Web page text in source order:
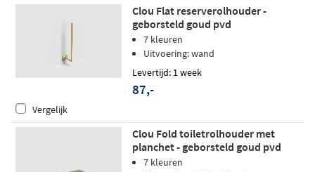
Clou Flat reserverolhouder -
geborsteld goud pvd
7 kleuren
Uitvoering: wand
Levertijd: 1 week
87,-
Vergelijk
Clou Fold toiletrolhouder met
planchet - geborsteld goud pvd
7 kleuren